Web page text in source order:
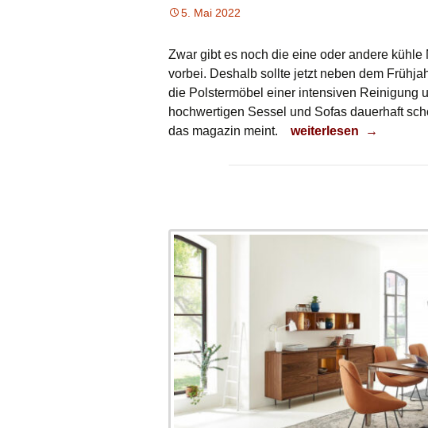
5. Mai 2022
Zwar gibt es noch die eine oder andere
vorbei. Deshalb sollte jetzt neben dem
die Polstermöbel einer intensiven Reinigung
hochwertigen Sessel und Sofas dauerhaft
das magazin meint.
Jetzt wird es Zeit
weiterlesen →